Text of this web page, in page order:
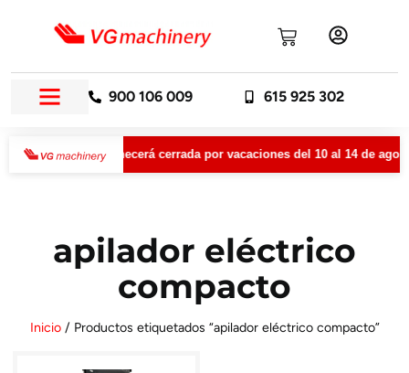
900 106 009 615 925 302
permanecerá cerrada por vacaciones del 10 al 14 de
apilador eléctrico
compacto
Inicio/ Productos etiquetados “apilador eléctrico compacto”